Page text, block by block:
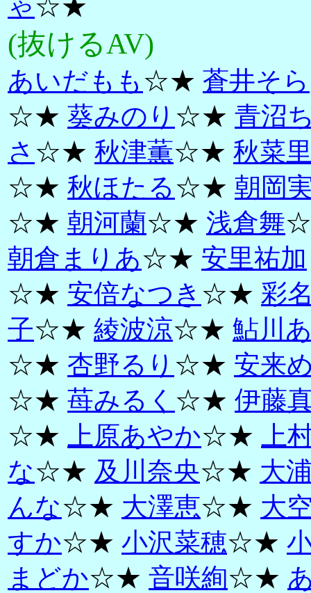
ゃ☆★
(抜けるAV)
あいだもも ☆★ 蒼井そら
☆★ 葵みのり ☆★ 青沼
さ ☆★ 秋津薫☆★ 秋菜
☆★ 秋ほたる☆★ 朝岡
☆★ 朝河蘭☆★ 浅倉舞
朝倉まりあ☆★ 安里祐加
☆★ 安倍なつき ☆★ 彩
子☆★ 綾波涼☆★ 鮎川
☆★ 杏野るり ☆★ 安来
☆★ 苺みるく ☆★ 伊藤
☆★
上原あやか☆★
上
な☆★ 及川奈央☆★ 大
んな☆★ 大澤恵☆★ 大
すか☆★ 小沢菜穂☆★
まどか☆★ 音咲絢☆★